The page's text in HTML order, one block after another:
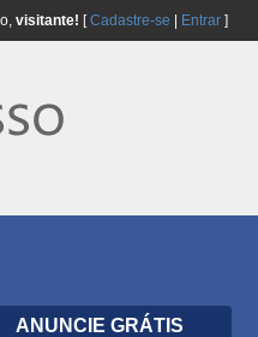
visitante! [Cadastre-se Entrar]
ANUNCIE GRÁTIS